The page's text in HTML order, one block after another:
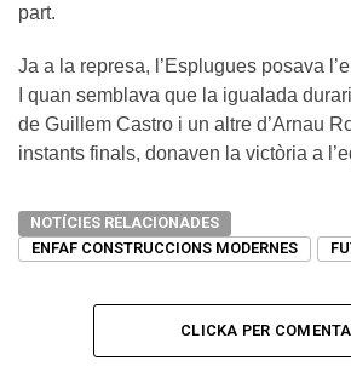
part.
Ja a la represa, l’Esplugues posava
I quan semblava que la igualada
de Guillem Castro i un altre d’Arnau
instants finals, donaven la victòria a
NOTÍCIES RELACIONADES
ENFAF CONSTRUCCIONS MODERNES
CLICKA PER